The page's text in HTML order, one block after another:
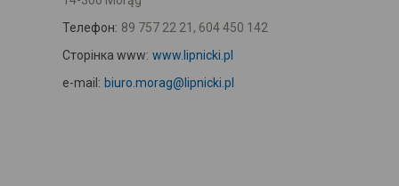
Телефон: 89 757 22 21, 604 450 142
Сторінка www: www.lipnicki.pl
e-mail: biuro.morag@lipnicki.pl